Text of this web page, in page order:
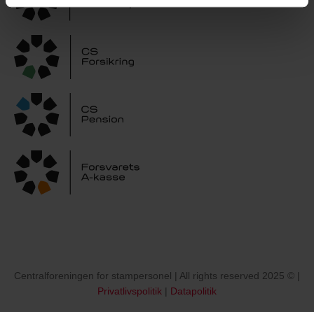
Centralforeningen for stampersonel | All rights reserved 2025 © |
Privatlivspolitik | Datapolitik